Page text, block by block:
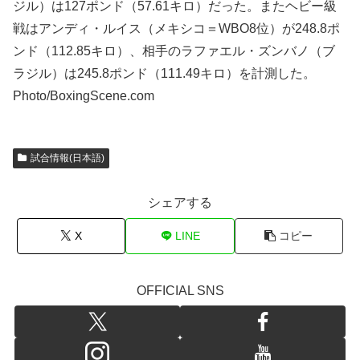
ジル）は127ポンド（57.61キロ）だった。またヘビー級
戦はアンディ・ルイス（メキシコ＝WBO8位）が248.8ポ
ンド（112.85キロ）、相手のラファエル・ズンバノ（ブ
ラジル）は245.8ポンド（111.49キロ）を計測した。
Photo/BoxingScene.com
試合情報(日本語)
シェアする
X LINE コピー
OFFICIAL SNS